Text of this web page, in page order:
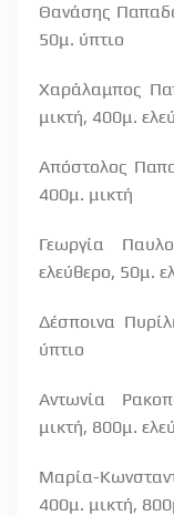
Θανάσης
50μ. ύπτιο
Χαράλαμπος
μικτή, 400μ.
Απόστολος
400μ. μικτή
Γεωργία
ελεύθερο, 50μ.
Δέσποινα
ύπτιο
Αντωνία
μικτή, 800μ.
Μαρία-
400μ. μικτή,